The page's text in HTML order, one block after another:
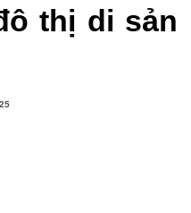
thị di sản